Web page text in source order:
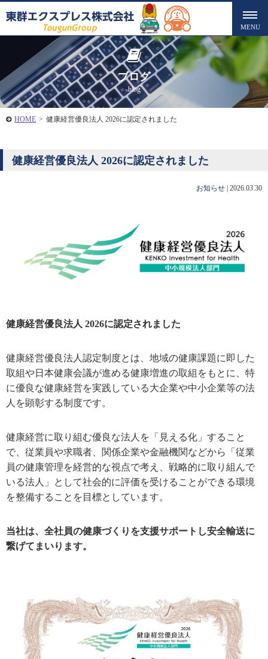
ブログ
blog
HOME > 健康経営優良法人 2026に認定されました
健康経営優良法人 2026に認定されました
お知らせ 2026.03.30
健康経営優良法人 2026に認定されました
健康経営優良法人認定制度とは、地域の健康課題に即した
取組や日本健康会議が進める健康増進の取組をもとに、特
に優良な健康経営を実践している大企業や中小企業等の法
人を顕彰する制度です。
健康経営に取り組む優良な法人を「見える化」すること
で、従業員や求職者、関係企業や金融機関などから「従業
員の健康管理を経営的な視点で考え、戦略的に取り組んで
いる法人」として社会的に評価を受けることができる環境
を整備することを目標としています。
当社は、全社員の健康づくりを支援サポートし安全輸送に
繋げてまいります。